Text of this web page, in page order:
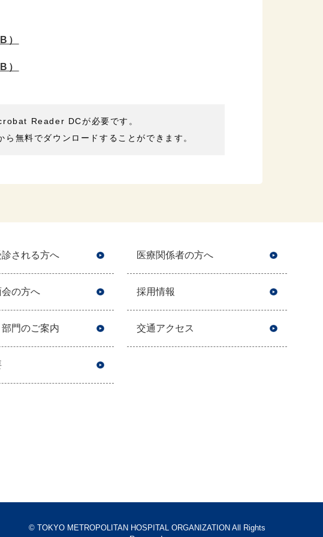
）
）
Reader DCが必要です。
ら無料でダウンロードすることができます。
される方へ
会の方へ
門のご案内
医療関係者の方へ
採用情報
交通アクセス
© TOKYO METROPOLITAN HOSPITAL ORGANIZATION All Rights